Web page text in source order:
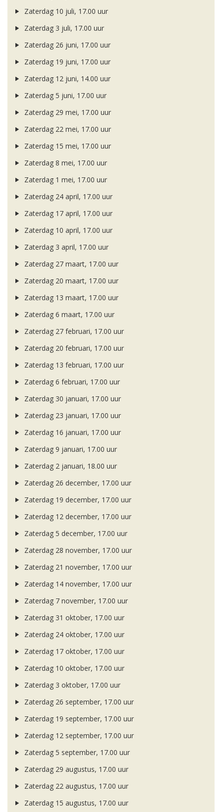
Zaterdag 10 juli, 17.00 uur
Zaterdag 3 juli, 17.00 uur
Zaterdag 26 juni, 17.00 uur
Zaterdag 19 juni, 17.00 uur
Zaterdag 12 juni, 14.00 uur
Zaterdag 5 juni, 17.00 uur
Zaterdag 29 mei, 17.00 uur
Zaterdag 22 mei, 17.00 uur
Zaterdag 15 mei, 17.00 uur
Zaterdag 8 mei, 17.00 uur
Zaterdag 1 mei, 17.00 uur
Zaterdag 24 april, 17.00 uur
Zaterdag 17 april, 17.00 uur
Zaterdag 10 april, 17.00 uur
Zaterdag 3 april, 17.00 uur
Zaterdag 27 maart, 17.00 uur
Zaterdag 20 maart, 17.00 uur
Zaterdag 13 maart, 17.00 uur
Zaterdag 6 maart, 17.00 uur
Zaterdag 27 februari, 17.00 uur
Zaterdag 20 februari, 17.00 uur
Zaterdag 13 februari, 17.00 uur
Zaterdag 6 februari, 17.00 uur
Zaterdag 30 januari, 17.00 uur
Zaterdag 23 januari, 17.00 uur
Zaterdag 16 januari, 17.00 uur
Zaterdag 9 januari, 17.00 uur
Zaterdag 2 januari, 18.00 uur
Zaterdag 26 december, 17.00 uur
Zaterdag 19 december, 17.00 uur
Zaterdag 12 december, 17.00 uur
Zaterdag 5 december, 17.00 uur
Zaterdag 28 november, 17.00 uur
Zaterdag 21 november, 17.00 uur
Zaterdag 14 november, 17.00 uur
Zaterdag 7 november, 17.00 uur
Zaterdag 31 oktober, 17.00 uur
Zaterdag 24 oktober, 17.00 uur
Zaterdag 17 oktober, 17.00 uur
Zaterdag 10 oktober, 17.00 uur
Zaterdag 3 oktober, 17.00 uur
Zaterdag 26 september, 17.00 uur
Zaterdag 19 september, 17.00 uur
Zaterdag 12 september, 17.00 uur
Zaterdag 5 september, 17.00 uur
Zaterdag 29 augustus, 17.00 uur
Zaterdag 22 augustus, 17.00 uur
Zaterdag 15 augustus, 17.00 uur